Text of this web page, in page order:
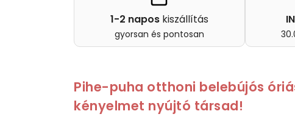
1-2 naposkiszállítás
gyorsan és pontosan
Pihe-puha otthoni belebújós
kényelmet nyújtó társad!